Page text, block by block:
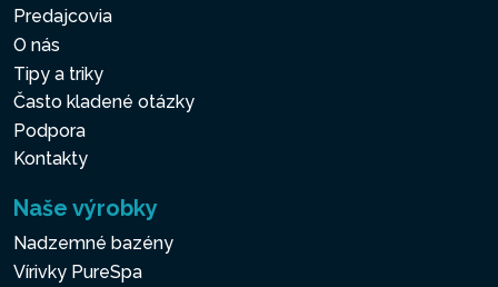
Predajcovia
O nás
Tipy a triky
Často kladené otázky
Podpora
Kontakty
Naše výrobky
Nadzemné bazény
Vírivky PureSpa